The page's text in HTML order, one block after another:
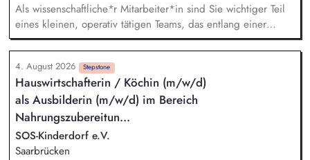
Als wissenschaftliche*r Mitarbeiter*in sind Sie wichtiger Teil
eines kleinen, operativ tätigen Teams, das entlang einer
klaren Programmatik langfristig soziale Innovation
implementiert. Sie unterstützen die Geschäftsführung bei der
Umsetzung der Stiftungsprogrammatik und entwickeln dabei
die Internationalisierungsstrategie der Stiftung weiter. Sie
übersetzen wissenschaftliche Erkenntnisse in
alltagsangebundene Handlungsansätze entlang unserer
Stiftungsprogrammatik.
4. August 2026 Stepstone
Hauswirtschafterin / Köchin (m/w/d)
als Ausbilderin (m/w/d) im Bereich
Nahrungszubereitun...
SOS-Kinderdorf e.V.
Saarbrücken